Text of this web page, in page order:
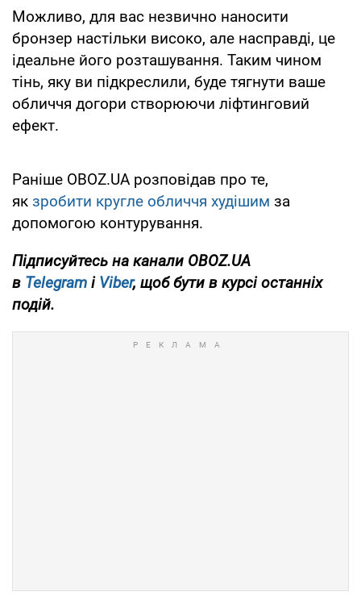
Можливо, для вас незвично наносити
бронзер настільки високо, але насправді, це
ідеальне його розташування. Таким чином
тінь, яку ви підкреслили, буде тягнути ваше
обличчя догори створюючи ліфтинговий
ефект.
Раніше OBOZ.UA розповідав про те,
як зробити кругле обличчя худішим за
допомогою контурування.
Підписуйтесь на канали OBOZ.UA
в Telegram і Viber, щоб бути в курсі останніх
подій.